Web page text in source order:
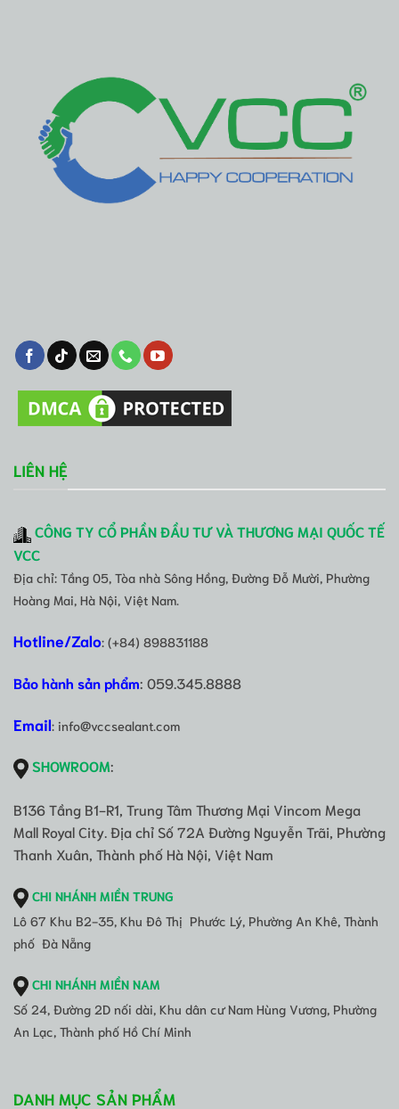
LIÊN HỆ
CÔNG TY CỔ PHẦN ĐẦU TƯ VÀ THƯƠNG MẠI QUỐC TẾ
VCC
Địa chỉ: Tầng 05, Tòa nhà Sông Hồng, Đường Đỗ Mười, Phường
Hoàng Mai, Hà Nội, Việt Nam.
Hotline/Zalo: (+84) 898831188
Bảo hành sản phẩm: 059.345.8888
Email: info@vccsealant.com
SHOWROOM:
B136 Tầng B1-R1, Trung Tâm Thương Mại Vincom Mega
Mall Royal City. Địa chỉ Số 72A Đường Nguyễn Trãi, Phường
Thanh Xuân, Thành phố Hà Nội, Việt Nam
CHI NHÁNH MIỀN TRUNG
Lô 67 Khu B2-35, Khu Đô Thị Phước Lý, Phường An Khê, Thành
phố Đà Nẵng
CHI NHÁNH MIỀN NAM
Số 24, Đường 2D nối dài, Khu dân cư Nam Hùng Vương, Phường
An Lạc, Thành phố Hồ Chí Minh
DANH MỤC SẢN PHẨM